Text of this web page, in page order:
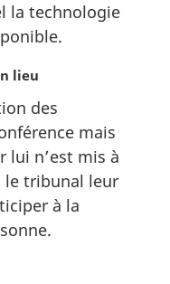
la technologie
lieu
des
mais
lui n’est mis à
le tribunal leur
à la